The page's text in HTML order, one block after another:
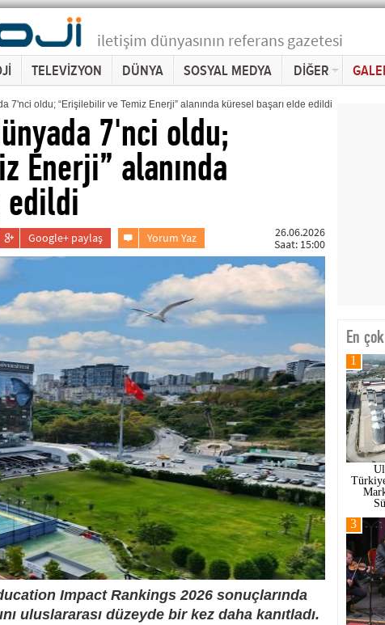
iletişim dünyasının referans gazetesi
TELEVİZYON DÜNYA SOSYAL MEDYA DİĞER
7'nci oldu;
Enerji” alanında
edildi
7'nci oldu; “Erişilebilir ve Temiz Enerji” alanında küresel başarı elde edildi
Google+ paylaş Yorum Yaz
26.06.2026
Saat: 15:00
Impact Rankings 2026 sonuçlarında
uluslararası düzeyde bir kez daha kanıtladı.
En
1
3